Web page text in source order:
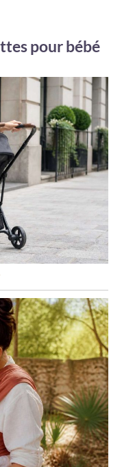
pour bébé